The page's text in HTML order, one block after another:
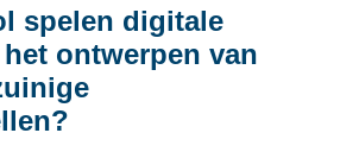
spelen digitale
ontwerpen van